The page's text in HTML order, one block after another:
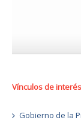
Vínculos de interés
Gobierno de la